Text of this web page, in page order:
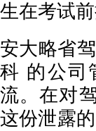
生在考试
安大略省
科 的公司
流。在对
这份泄露